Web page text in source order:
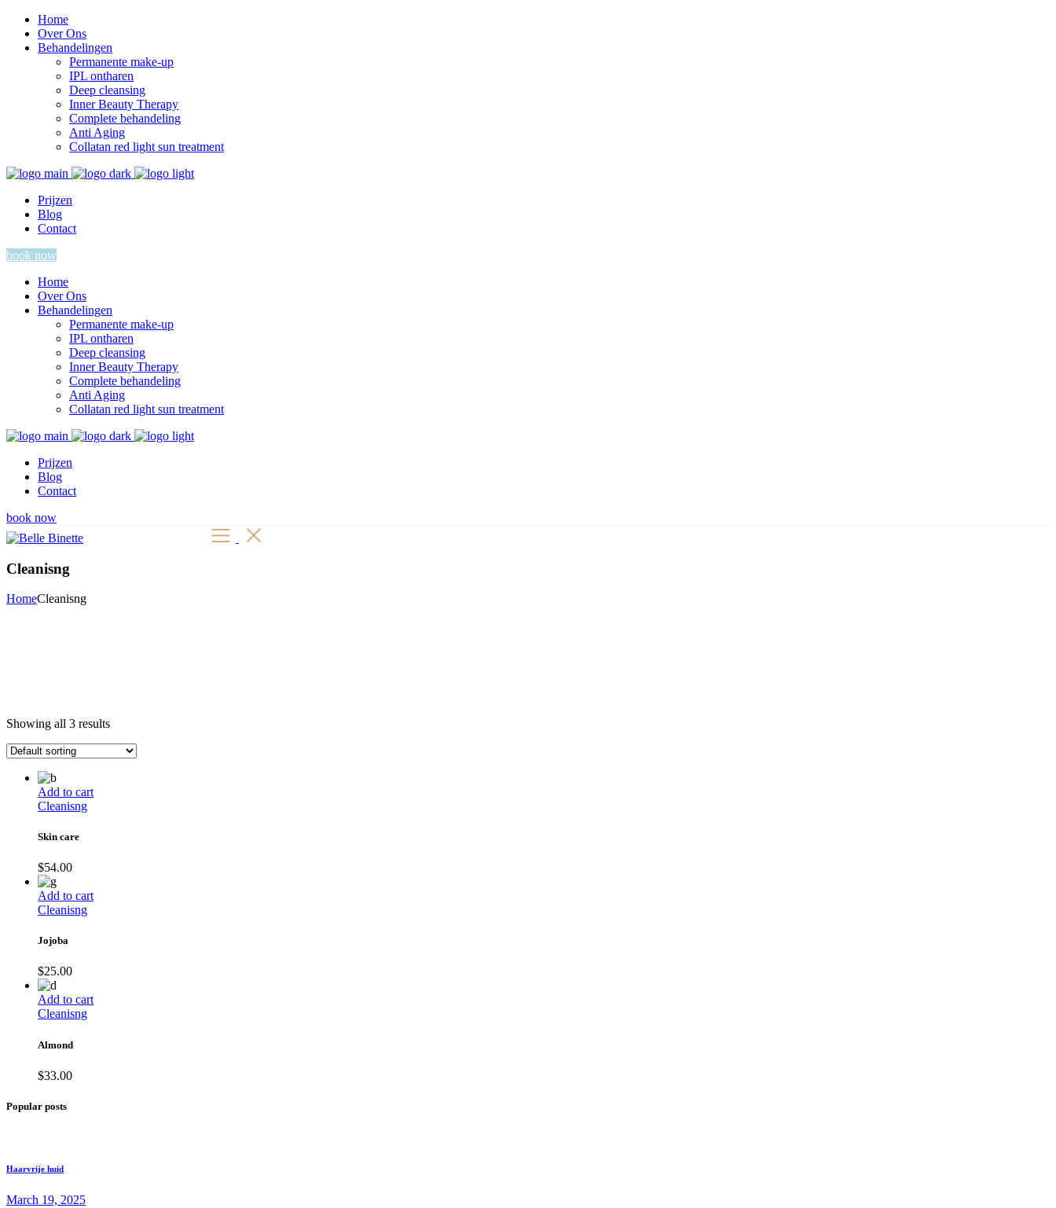
Home
Over Ons
Behandelingen
Permanente make-up
IPL ontharen
Deep cleansing
Inner Beauty Therapy
Complete behandeling
Anti Aging
Collatan red light sun treatment
Prijzen
Blog
Contact
book now
Home
Over Ons
Behandelingen
Permanente make-up
IPL ontharen
Deep cleansing
Inner Beauty Therapy
Complete behandeling
Anti Aging
Collatan red light sun treatment
Prijzen
Blog
Contact
book now
Cleanisng
HomeCleanisng
Showing all 3 results
Add to cart
Cleanisng
Skin care
$54.00
Add to cart
Cleanisng
Jojoba
$25.00
Add to cart
Cleanisng
Almond
$33.00
Popular posts
Haarvrije huid
March 19, 2025